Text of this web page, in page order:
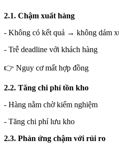
2.1. Chậm xuất hàng
- Không có kết quả → không dám
- Trễ deadline với khách hàng
👉 Nguy cơ mất hợp đồng
2.2. Tăng chi phí tồn kho
- Hàng nằm chờ kiểm nghiệm
- Tăng chi phí lưu kho
2.3. Phản ứng chậm với rủi ro